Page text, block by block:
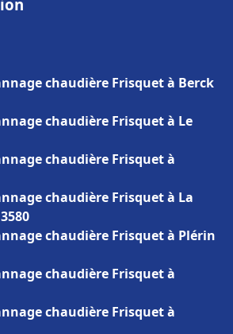
chaudière Frisquet à Berck
chaudière Frisquet à Le
chaudière Frisquet à
chaudière Frisquet à La
chaudière Frisquet à Plérin
chaudière Frisquet à
chaudière Frisquet à